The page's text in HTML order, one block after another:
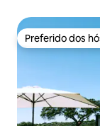
Preferido dos
Preferido dos